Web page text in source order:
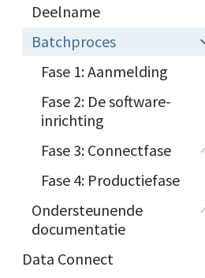
Deelname
Batchproces
Fase 1: Aanmelding
Fase 2: De software-
inrichting
Fase 3: Connectfase
Fase 4: Productiefase
Ondersteunende
documentatie
Data Connect